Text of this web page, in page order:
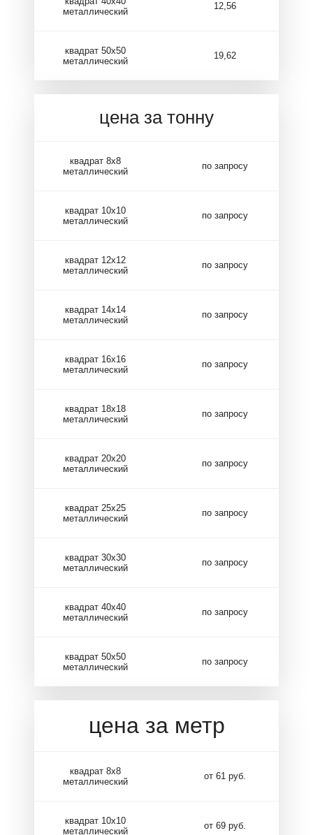
металлический
12,56
квадрат 50х50
металлический
19,62
цена за тонну
квадрат 8х8
металлический
по запросу
квадрат 10х10
металлический
по запросу
квадрат 12х12
металлический
по запросу
квадрат 14х14
металлический
по запросу
квадрат 16х16
металлический
по запросу
квадрат 18х18
металлический
по запросу
квадрат 20х20
металлический
по запросу
квадрат 25х25
металлический
по запросу
квадрат 30х30
металлический
по запросу
квадрат 40х40
металлический
по запросу
квадрат 50х50
металлический
по запросу
цена за метр
квадрат 8х8
металлический
от 61 руб.
квадрат 10х10
металлический
от 69 руб.